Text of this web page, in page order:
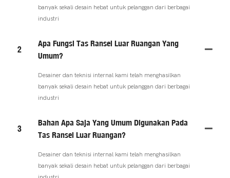
banyak sekali desain hebat untuk pelanggan dari berbagai
industri
2
Apa Fungsi Tas Ransel Luar Ruangan Yang
Umum?
Desainer dan teknisi internal kami telah menghasilkan
banyak sekali desain hebat untuk pelanggan dari berbagai
industri
3
Bahan Apa Saja Yang Umum Digunakan Pada
Tas Ransel Luar Ruangan?
Desainer dan teknisi internal kami telah menghasilkan
banyak sekali desain hebat untuk pelanggan dari berbagai